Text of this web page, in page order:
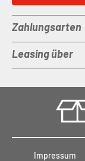
Zahlungsarten
Leasing über
Impressum